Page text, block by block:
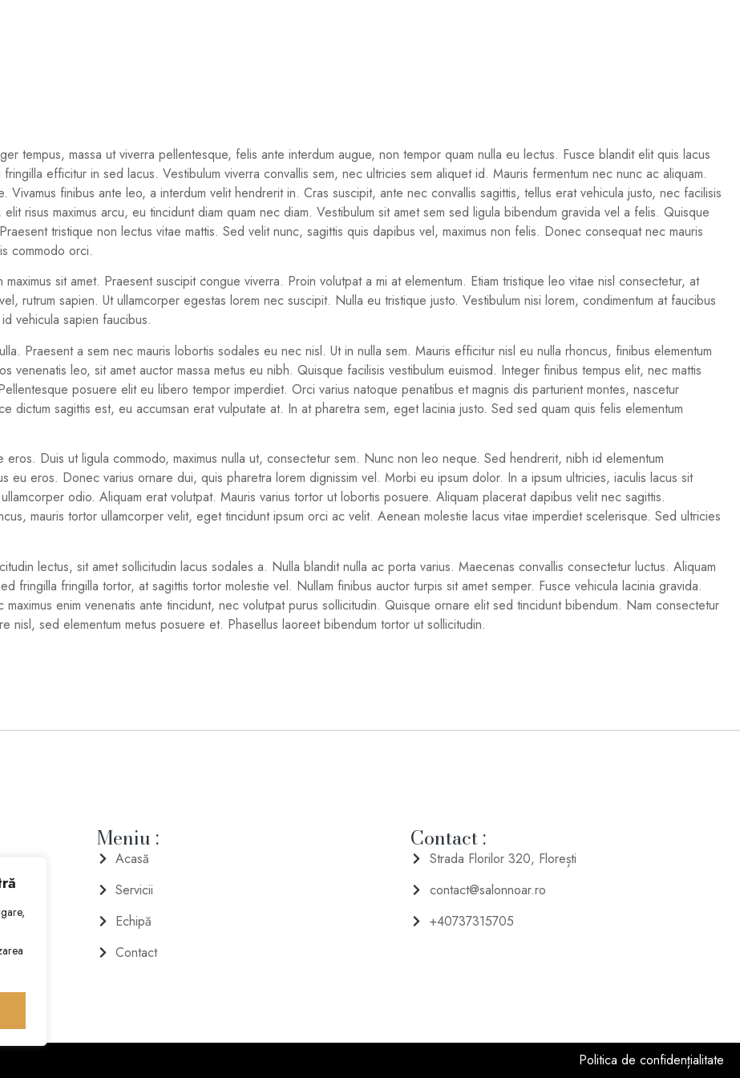
tempus, massa ut viverra pellentesque, felis ante interdum augue, non tempor quam nulla eu lectus. Fusce blandit elit quis lacus
efficitur in sed lacus. Vestibulum viverra convallis sem, nec ultricies sem aliquet id. Mauris fermentum nec nunc ac aliquam.
Vivamus finibus ante leo, a interdum velit hendrerit in. Cras suscipit, ante nec convallis sagittis, tellus erat vehicula justo, nec facilisis
risus maximus arcu, eu tincidunt diam quam nec diam. Vestibulum sit amet sem sed ligula bibendum gravida vel a felis. Quisque
tristique non lectus vitae mattis. Sed velit nunc, sagittis quis dapibus vel, maximus non felis. Donec consequat nec mauris
commodo orci.
sit amet. Praesent suscipit congue viverra. Proin volutpat a mi at elementum. Etiam tristique leo vitae nisl consectetur, at
rutrum sapien. Ut ullamcorper egestas lorem nec suscipit. Nulla eu tristique justo. Vestibulum nisi lorem, condimentum at faucibus
vehicula sapien faucibus.
Praesent a sem nec mauris lobortis sodales eu nec nisl. Ut in nulla sem. Mauris efficitur nisl eu nulla rhoncus, finibus elementum
venenatis leo, sit amet auctor massa metus eu nibh. Quisque facilisis vestibulum euismod. Integer finibus tempus elit, nec mattis
posuere elit eu libero tempor imperdiet. Orci varius natoque penatibus et magnis dis parturient montes, nascetur
dictum sagittis est, eu accumsan erat vulputate at. In at pharetra sem, eget lacinia justo. Sed sed quam quis felis elementum
Duis ut ligula commodo, maximus nulla ut, consectetur sem. Nunc non leo neque. Sed hendrerit, nibh id elementum
eu eros. Donec varius ornare dui, quis pharetra lorem dignissim vel. Morbi eu ipsum dolor. In a ipsum ultricies, iaculis lacus sit
odio. Aliquam erat volutpat. Mauris varius tortor ut lobortis posuere. Aliquam placerat dapibus velit nec sagittis.
mauris tortor ullamcorper velit, eget tincidunt ipsum orci ac velit. Aenean molestie lacus vitae imperdiet scelerisque. Sed ultricies
lectus, sit amet sollicitudin lacus sodales a. Nulla blandit nulla ac porta varius. Maecenas convallis consectetur luctus. Aliquam
fringilla fringilla tortor, at sagittis tortor molestie vel. Nullam finibus auctor turpis sit amet semper. Fusce vehicula lacinia gravida.
enim venenatis ante tincidunt, nec volutpat purus sollicitudin. Quisque ornare elit sed tincidunt bibendum. Nam consectetur
nisl, sed elementum metus posuere et. Phasellus laoreet bibendum tortor ut sollicitudin.
Meniu :
Acasă
Servicii
Echipă
Contact
Contact :
Strada Florilor 320, Florești
contact@salonnoar.ro
+40737315705
Politica de confidențialitate